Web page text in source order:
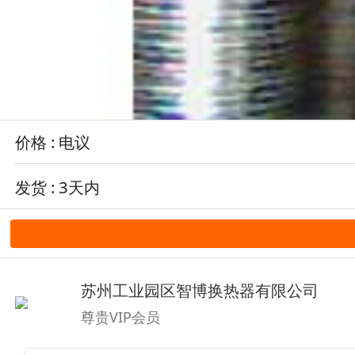
价格 : 电议
发货 : 3天内
苏州工业园区智博换热器有限公司
尊贵VIP会员